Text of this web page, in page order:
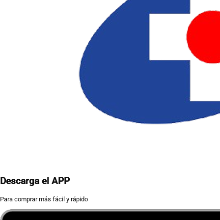
Descarga el APP
Para comprar más fácil y rápido